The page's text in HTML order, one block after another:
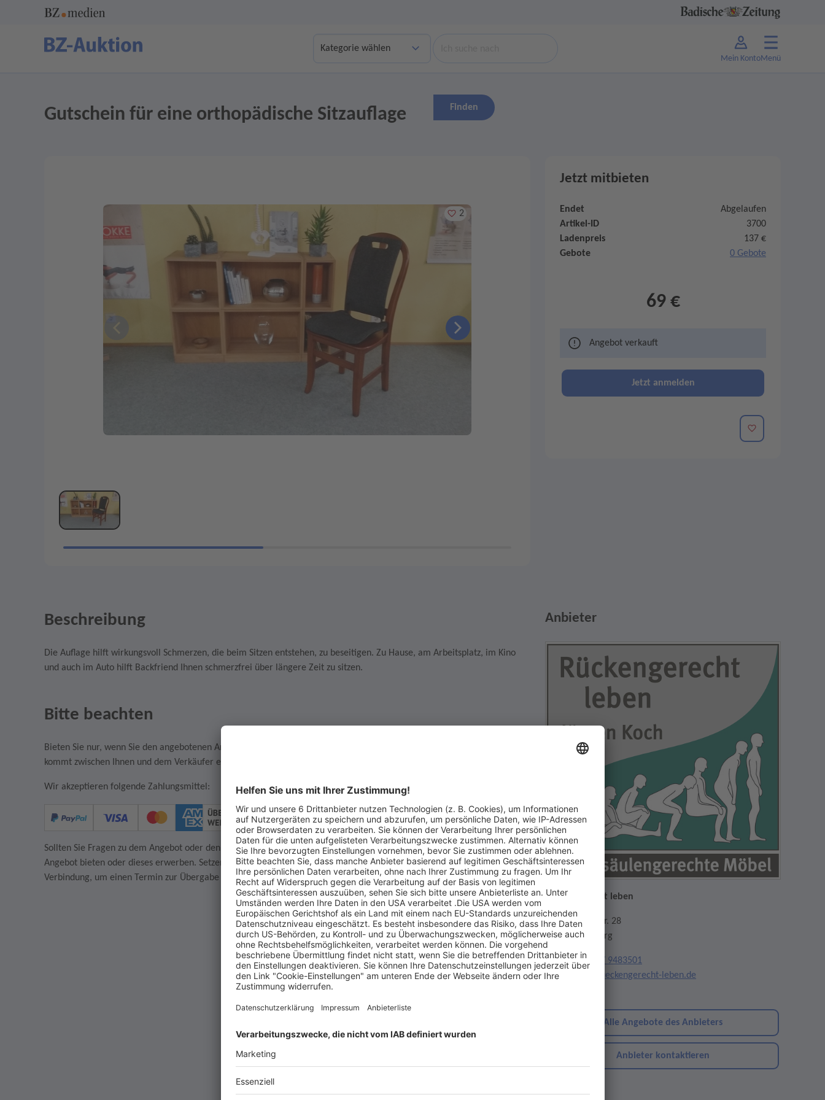
Finden
Mein KontoMenü
Gutschein für eine orthopädische Sitzauflage
Merken
2
Jetzt mitbieten
Endet
Abgelaufen
Artikel-ID
3700
Ladenpreis
137 €
Gebote
0 Gebote
69 €
Angebot verkauft
Jetzt anmelden
Merken
Beschreibung
Die Auflage hilft wirkungsvoll Schmerzen, die beim Sitzen entstehen, zu beseitigen. Zu Hause, am Arbeitsplatz, im Kino
und auch im Auto hilft Backfriend Ihnen schmerzfrei über längere Zeit zu sitzen.
Bitte beachten
Bieten Sie nur, wenn Sie den angebotenen Artikel auch wirklich kaufen möchten. Wenn Sie die Auktion gewinnen, dann
kommt zwischen Ihnen und dem Verkäufer ein rechtsgültiger Vertrag zustande, der Sie zum Kauf verpflichtet.
Wir akzeptieren folgende Zahlungsmittel:
Sollten Sie Fragen zu dem Angebot oder den AGB des Verkäufer haben, dann kontaktieren Sie diesen bevor Sie für das
Angebot bieten oder dieses erwerben. Setzen Sie sich innerhalb von 2 Wochen nach Kauf mit dem Verkäufer in
Verbindung, um einen Termin zur Übergabe des Artikels zu vereinbaren.
Anbieter
Rückengerecht leben
Haselwanderstr. 28
77652 Offenburg
Telefon: 0781 / 9483501
Email:
info@rueckengerecht-leben.de
Alle Angebote des Anbieters
Anbieter kontaktieren